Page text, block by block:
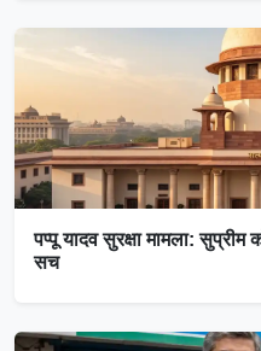
पप्पू यादव सुरक्षा मामला:
सच